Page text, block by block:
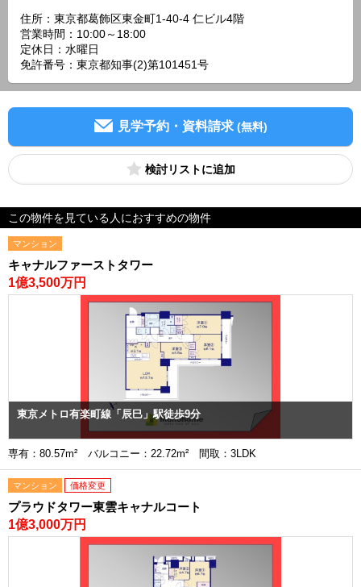
住所：東京都葛飾区東金町1-40-4 仁ビル4階
営業時間：10:00～18:00
定休日：水曜日
免許番号：東京都知事(2)第101451号
見学予約・資料請求 (無料)
検討リスト
この物件を見ている人におすすめの物件
マンション
キャナルファーストタワー
1億3,500万円
東京メトロ有楽町線「辰巳」駅徒歩9分
専有：80.57m² バルコニー：22.72m² 間取：3LDK
マンション 価格変更
プラウドタワー東雲キャナルコート
1億3,000万円